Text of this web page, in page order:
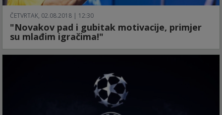
ČETVRTAK, 02.08.2018 | 12:30
"Novakov pad i gubitak motivacije, primjer
su mlađim igračima!"